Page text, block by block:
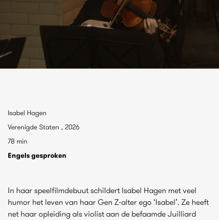
Isabel Hagen
Verenigde Staten , 2026
78 min
Engels gesproken
In haar speelfilmdebuut schildert Isabel Hagen met veel
humor het leven van haar Gen Z-alter ego ‘Isabel’. Ze heeft
net haar opleiding als violist aan de befaamde Juilliard